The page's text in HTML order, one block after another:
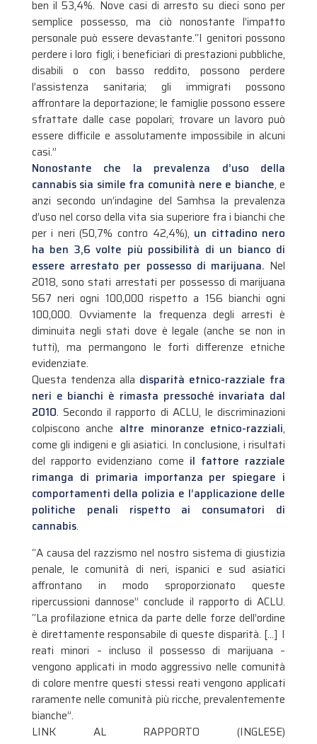
ben il 53,4%. Nove casi di arresto su dieci sono per
semplice possesso, ma ciò nonostante l’impatto
personale può essere devastante.“I genitori possono
perdere i loro figli; i beneficiari di prestazioni pubbliche,
disabili o con basso reddito, possono perdere
l’assistenza sanitaria; gli immigrati possono
affrontare la deportazione; le famiglie possono essere
sfrattate dalle case popolari; trovare un lavoro può
essere difficile e assolutamente impossibile in alcuni
casi.”
Nonostante che la prevalenza d’uso della
cannabis sia simile fra comunità nere e bianche, e
anzi secondo un’indagine del Samhsa la prevalenza
d’uso nel corso della vita sia superiore fra i bianchi che
per i neri (50,7% contro 42,4%), un cittadino nero
ha ben 3,6 volte più possibilità di un bianco di
essere arrestato per possesso di marijuana. Nel
2018, sono stati arrestati per possesso di marijuana
567 neri ogni 100,000 rispetto a 156 bianchi ogni
100,000. Ovviamente la frequenza degli arresti è
diminuita negli stati dove è legale (anche se non in
tutti), ma permangono le forti differenze etniche
evidenziate.
Questa tendenza alla disparità etnico-razziale fra
neri e bianchi è rimasta pressoché invariata dal
2010. Secondo il rapporto di ACLU, le discriminazioni
colpiscono anche altre minoranze etnico-razziali,
come gli indigeni e gli asiatici. In conclusione, i risultati
del rapporto evidenziano come il fattore razziale
rimanga di primaria importanza per spiegare i
comportamenti della polizia e l’applicazione delle
politiche penali rispetto ai consumatori di
cannabis.
“A causa del razzismo nel nostro sistema di giustizia
penale, le comunità di neri, ispanici e sud asiatici
affrontano in modo sproporzionato queste
ripercussioni dannose” conclude il rapporto di ACLU.
“La profilazione etnica da parte delle forze dell’ordine
è direttamente responsabile di queste disparità. […] I
reati minori – incluso il possesso di marijuana –
vengono applicati in modo aggressivo nelle comunità
di colore mentre questi stessi reati vengono applicati
raramente nelle comunità più ricche, prevalentemente
bianche”.
LINK AL RAPPORTO (INGLESE)